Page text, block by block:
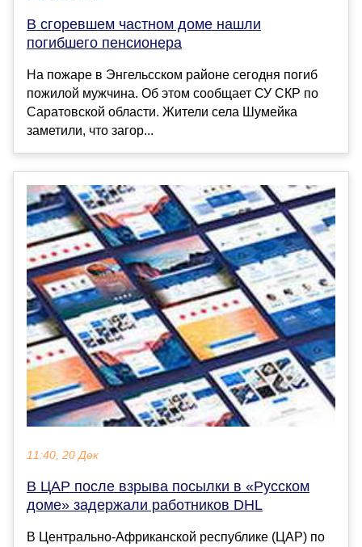
В сгоревшем частном доме нашли
погибшего пенсионера
На пожаре в Энгельсском районе сегодня погиб
пожилой мужчина. Об этом сообщает СУ СКР по
Саратовской области. Жители села Шумейка
заметили, что загор...
11:40, 20 Дек
В ЦАР после взрыва посылки в «Русском
доме» задержали работников DHL
В Центрально-Африканской республике (ЦАР) по